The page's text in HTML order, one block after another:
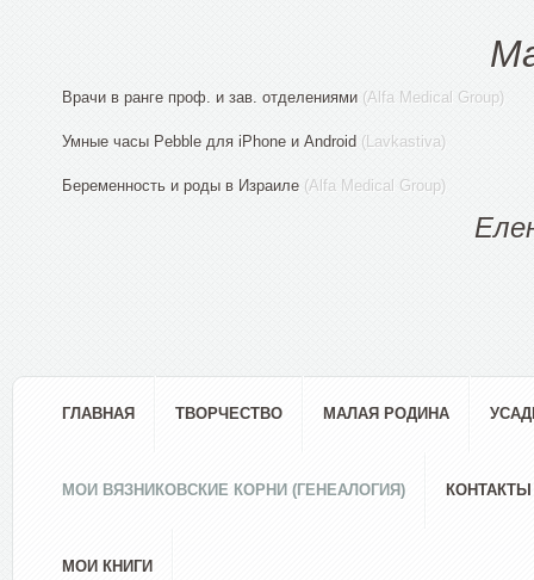
Врачи в ранге проф. и зав. отделениями (Alfa Medical Group)
Умные часы Pebble для iPhone и Android (Lavkastiva)
Беременность и роды в Израиле (Alfa Medical Group)
ГЛАВНАЯ ТВОРЧЕСТВО МАЛАЯ РОДИНА
МОИ ВЯЗНИКОВСКИЕ КОРНИ (ГЕНЕАЛОГИЯ) КОНТАКТЫ
МОИ КНИГИ